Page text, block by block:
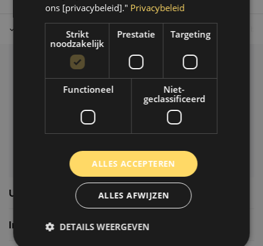
Tot 30 dagen retour sturen. Op werkdagen voor 14.00 uur
Klantenservice
Veelgestelde vragen
Usefull links
Informatie
ons [privacybeleid]." Privacybeleid
Strikt
noodzakelijk
Prestatie Targeting
Functioneel
Niet-
geclassificeerd
ALLES ACCEPTEREN
ALLES AFWIJZEN
DETAILS WEERGEVEN